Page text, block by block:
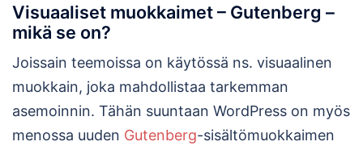
Visuaaliset muokkaimet – Gutenberg –
mikä se on?
Joissain teemoissa on käytössä ns. visuaalinen
muokkain, joka mahdollistaa tarkemman
asemoinnin. Tähän suuntaan WordPress on myös
menossa uuden Gutenberg-sisältömuokkaimen